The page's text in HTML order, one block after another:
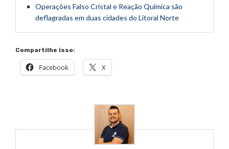
Operações Falso Cristal e Reação Química são
deflagradas em duas cidades do Litoral Norte
Compartilhe isso:
Facebook X